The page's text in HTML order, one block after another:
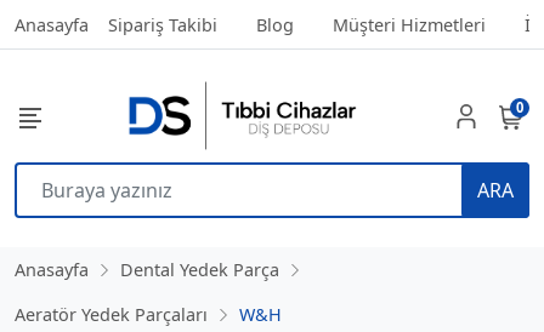
Anasayfa Sipariş Takibi Blog Müşteri Hizmetleri
ARA
0
Anasayfa
Dental Yedek Parça
Aeratör Yedek Parçaları
W&H